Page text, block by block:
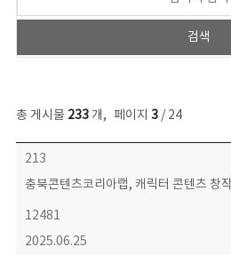
총 게시물 233개, 페이지 3/ 24
보도자료 목록 - 번호, 제목, 작성자, 파일, 조회수, 작성일 정보 제공
213
충북콘텐츠코리아랩, 캐릭터 콘텐츠 창
12481
2025.06.25